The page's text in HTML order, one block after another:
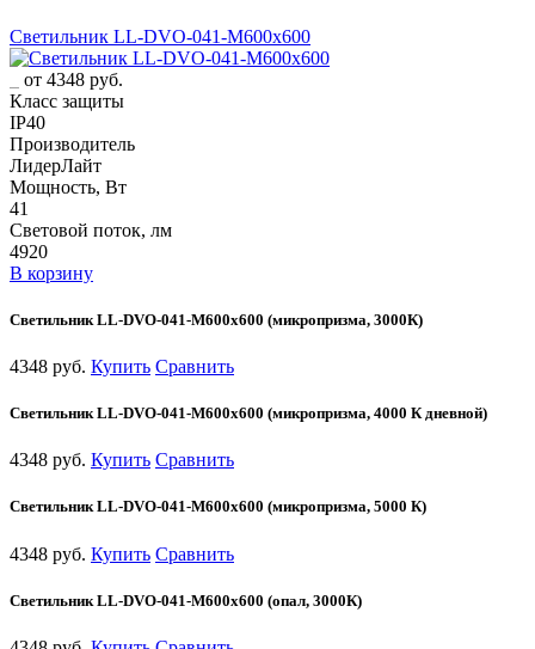
Светильник LL-DVO-041-M600x600
от 4348 руб.
Класс защиты
IP40
Производитель
ЛидерЛайт
Мощность, Вт
41
Световой поток, лм
4920
В корзину
Светильник LL-DVO-041-M600x600 (микропризма, 3000К)
4348 руб. Купить Сравнить
Светильник LL-DVO-041-M600x600 (микропризма, 4000 К дневной)
4348 руб. Купить Сравнить
Светильник LL-DVO-041-M600x600 (микропризма, 5000 К)
4348 руб. Купить Сравнить
Светильник LL-DVO-041-M600x600 (опал, 3000К)